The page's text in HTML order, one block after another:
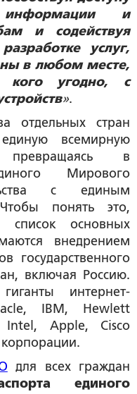
информации и
и содействуя
услуг,
в любом месте,
угодно, с
».
отдельных стран
всемирную
превращаясь в
Мирового
с единым
понять это,
список основных
внедрением
государственного
включая Россию.
интернет-
IBM, Hewlett
Intel, Apple, Cisco
корпорации.
для всех граждан
единого